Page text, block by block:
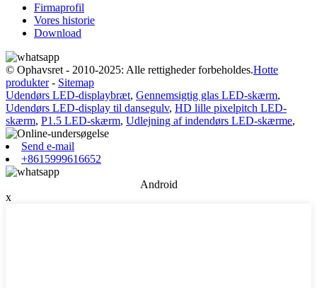
Firmaprofil
Vores historie
Download
© Ophavsret - 2010-2025: Alle rettigheder forbeholdes.Hotte
produkter- Sitemap
Udendørs LED-displaybræt, Gennemsigtig glas LED-skærm,
Udendørs LED-display til dansegulv, HD lille pixelpitch LED-
skærm, P1.5 LED-skærm, Udlejning af indendørs LED-skærme,
Send e-mail
+8615999616652
Android
x